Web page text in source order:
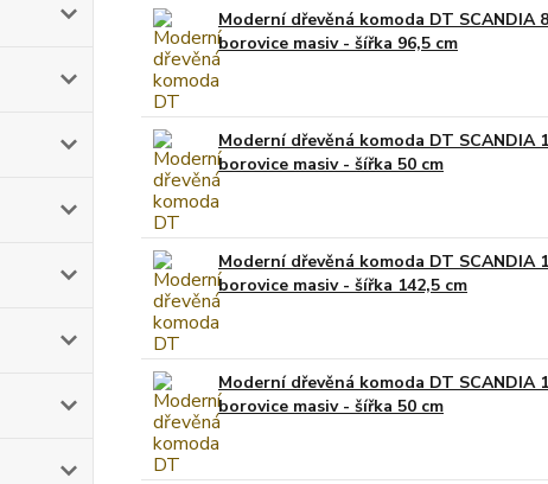
Moderní dřevěná komoda DT SCANDIA 8
borovice masiv - šířka 96,5 cm
Moderní dřevěná komoda DT SCANDIA
borovice masiv - šířka 50 cm
Moderní dřevěná komoda DT SCANDIA
borovice masiv - šířka 142,5 cm
Moderní dřevěná komoda DT SCANDIA
borovice masiv - šířka 50 cm